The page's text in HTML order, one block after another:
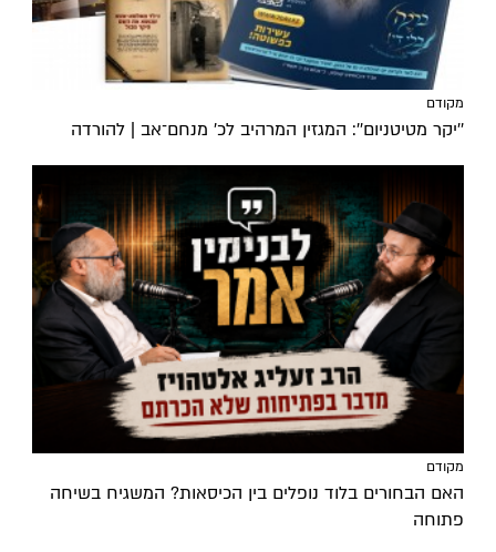
מקודם
''יקר מטיטניום'': המגזין המרהיב לכ’ מנחם־אב | להורדה
מקודם
האם הבחורים בלוד נופלים בין הכיסאות? המשגיח בשיחה
פתוחה